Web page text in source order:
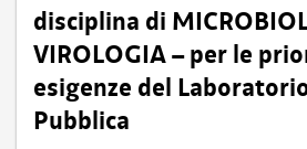
disciplina di
VIROLOGIA – per le
esigenze del
Pubblica